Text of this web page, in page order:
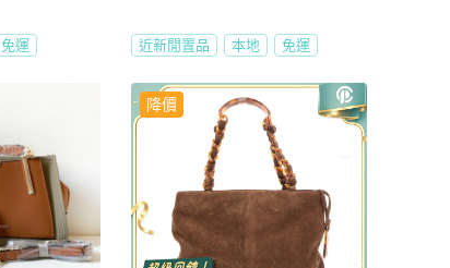
免運 近新閒置品 本地 免運
降價